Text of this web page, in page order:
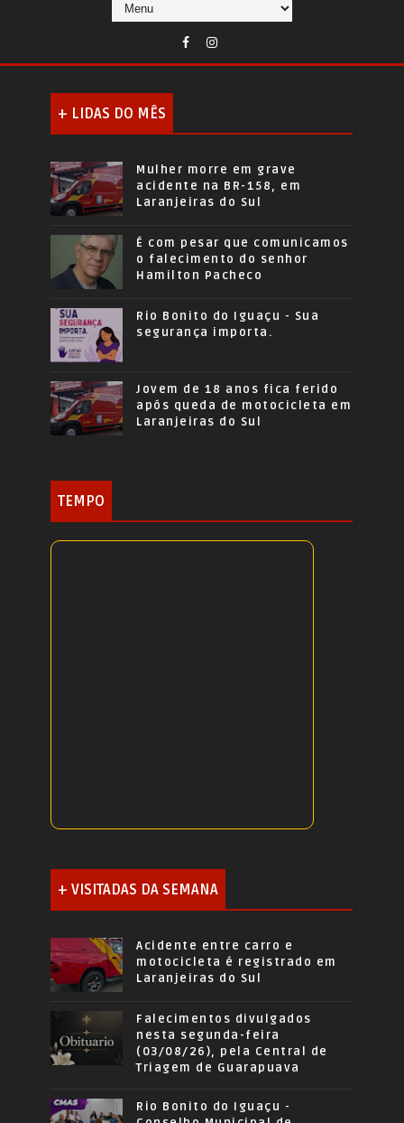
+ LIDAS DO MÊS
Mulher morre em grave
acidente na BR-158, em
Laranjeiras do Sul
É com pesar que comunicamos
o falecimento do senhor
Hamilton Pacheco
Rio Bonito do Iguaçu - Sua
segurança importa.
Jovem de 18 anos fica ferido
após queda de motocicleta em
Laranjeiras do Sul
TEMPO
+ VISITADAS DA SEMANA
Acidente entre carro e
motocicleta é registrado em
Laranjeiras do Sul
Falecimentos divulgados
nesta segunda-feira
(03/08/26), pela Central de
Triagem de Guarapuava
Rio Bonito do Iguaçu -